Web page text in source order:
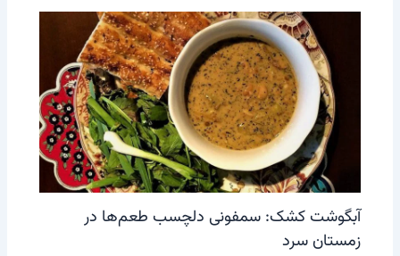
آبگوشت کشک: سمفونی دلچسب طعم‌ها در
زمستان سرد